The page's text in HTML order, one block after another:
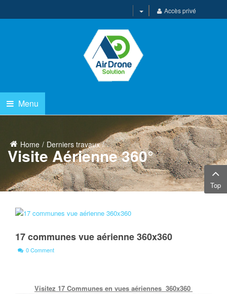
Accès privé
Menu
Home Derniers travaux
Visite Aérienne 360°
17 communes vue aérienne 360x360
0 Comment
Visitez 17 Communes en vues aériennes 360x360
Top